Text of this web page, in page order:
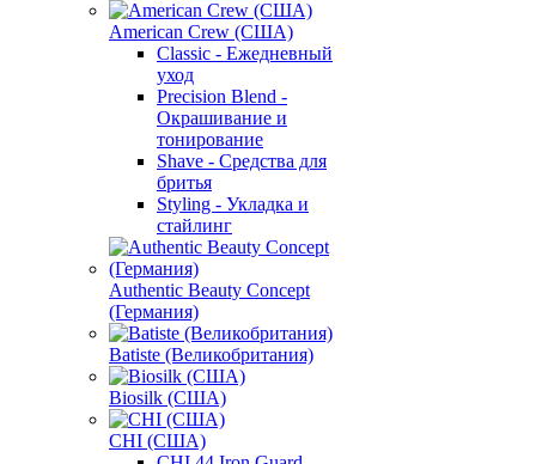
American Crew (США)
Classic - Ежедневный
уход
Precision Blend -
Окрашивание и
тонирование
Shave - Средства для
бритья
Styling - Укладка и
стайлинг
Authentic Beauty Concept
(Германия)
Batiste (Великобритания)
Biosilk (США)
CHI (США)